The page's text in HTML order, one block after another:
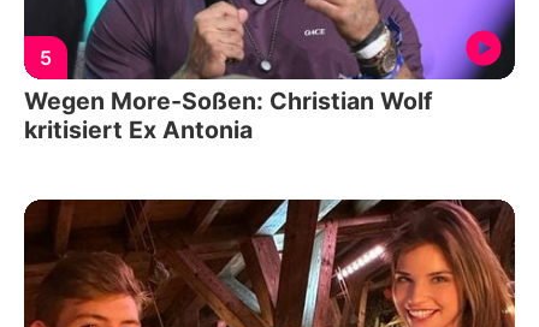
5
Wegen More-Soßen: Christian Wolf
kritisiert Ex Antonia